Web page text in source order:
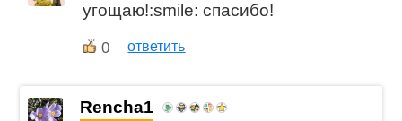
угощаю!:smile: спасибо!
0 ответить
Rencha1